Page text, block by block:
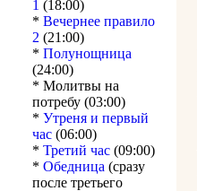
1 (18:00)
* Вечернее правило
2 (21:00)
* Полунощница
(24:00)
* Молитвы на
потребу (03:00)
* Утреня и первый
час (06:00)
* Третий час (09:00)
* Обедница (сразу
после третьего